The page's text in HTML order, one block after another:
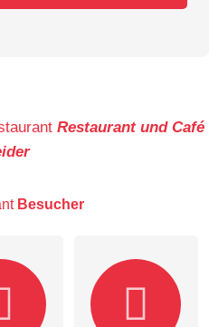
Restaurant und Café
Besucher